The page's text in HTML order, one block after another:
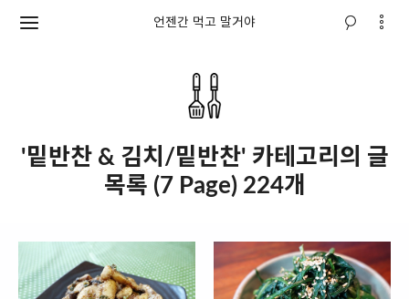
언젠간 먹고 말거야
'밑반찬 & 김치/밑반찬' 카테고리의 글
목록 (7 Page) 224개